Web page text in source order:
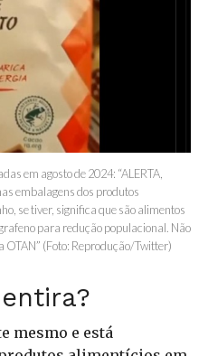
em agosto de 2024: “ALERTA,
embalagens dos produtos
se tiver, significa que são alimentos
para redução populacional. Não
OTAN” (Foto: Reprodução/Twitter)
mesmo e está